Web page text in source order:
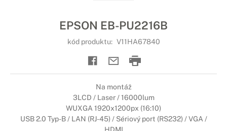
EPSON EB-PU2216B
kód produktu: V11HA67840
Na montáž
3LCD / Laser / 16000lum
WUXGA 1920x1200px (16:10)
USB 2.0 Typ-B / LAN (RJ-45) / Sériový port (RS232) / VGA /